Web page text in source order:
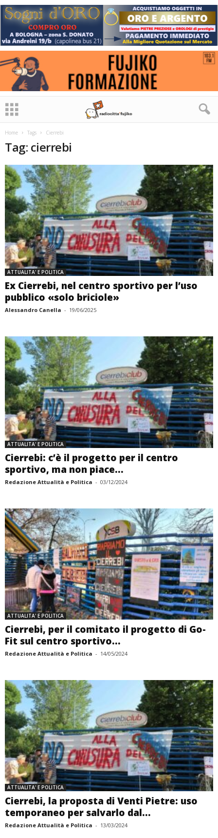
Home Tags Cierrebi
Tag: cierrebi
ATTUALITA' E POLITICA
Ex Cierrebi, nel centro sportivo per l’uso
pubblico «solo briciole»
Alessandro Canella - 19/06/2025
ATTUALITA' E POLITICA
Cierrebi: c’è il progetto per il centro
sportivo, ma non piace...
Redazione Attualità e Politica - 03/12/2024
ATTUALITA' E POLITICA
Cierrebi, per il comitato il progetto di Go-
Fit sul centro sportivo...
Redazione Attualità e Politica - 14/05/2024
ATTUALITA' E POLITICA
Cierrebi, la proposta di Venti Pietre: uso
temporaneo per salvarlo dal...
Redazione Attualità e Politica - 13/03/2024